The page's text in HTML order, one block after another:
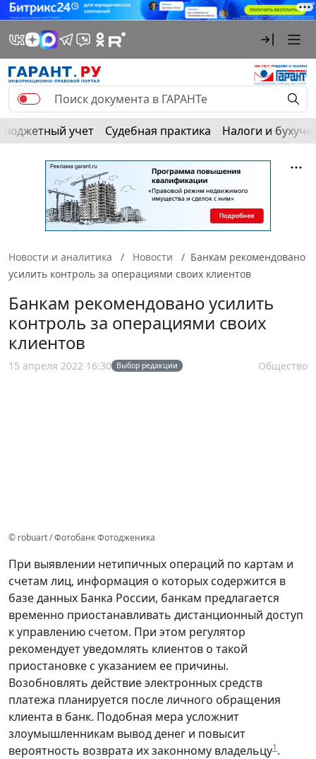
Бюджетный учет Судебная практика Налоги и
Новости и аналитика Новости
Банкам рекомендовано
усилить контроль за операциями своих клиентов
Банкам рекомендовано усилить
контроль за операциями своих
клиентов
15 апреля 2022 16:30 Выбор редакции Общество
© robuart / Фотобанк Фотодженика
При выявлении нетипичных операций по картам и
счетам лиц, информация о которых содержится в
базе данных Банка России, банкам предлагается
временно приостанавливать дистанционный доступ
к управлению счетом. При этом регулятор
рекомендует уведомлять клиентов о такой
приостановке с указанием ее причины.
Возобновлять действие электронных средств
платежа планируется после личного обращения
клиента в банк. Подобная мера усложнит
злоумышленникам вывод денег и повысит
вероятность возврата их законному владельцу1.